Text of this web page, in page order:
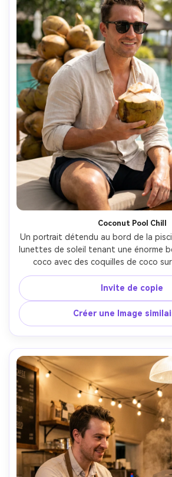
Coconut Pool Chill
Un portrait détendu au bord de la
lunettes de soleil tenant une énorme
coco avec des coquilles de coco
empilées derrière, des palmiers, de
turquoise, la lumière du soleil estival
un réflecteur, prise sur Canon R5
corps, reflets brillants, peau
de station de luxe- -ar
Invite de copie
Créer une Image